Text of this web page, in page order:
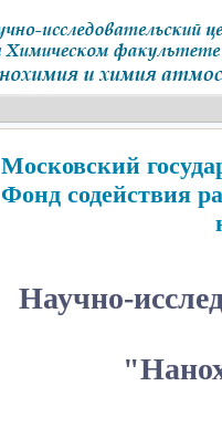
Московский
Фонд содействия
Научно-